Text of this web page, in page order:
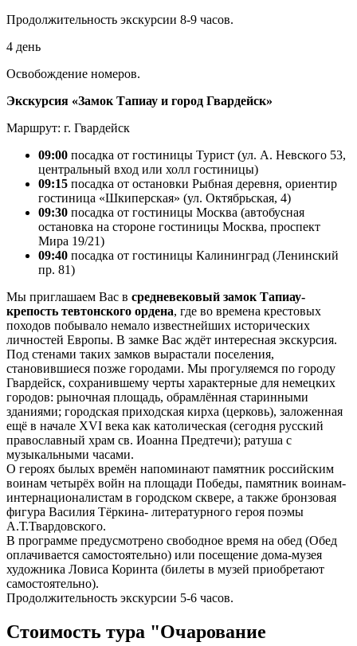
Продолжительность экскурсии 8-9 часов.
4 день
Освобождение номеров.
Экскурсия «Замок Тапиау и город Гвардейск»
Маршрут: г. Гвардейск
09:00 посадка от гостиницы Турист (ул. А. Невского 53,
центральный вход или холл гостиницы)
09:15 посадка от остановки Рыбная деревня, ориентир
гостиница «Шкиперская» (ул. Октябрьская, 4)
09:30 посадка от гостиницы Москва (автобусная
остановка на стороне гостиницы Москва, проспект
Мира 19/21)
09:40 посадка от гостиницы Калининград (Ленинский
пр. 81)
Мы приглашаем Вас в средневековый замок Тапиау-
крепость тевтонского ордена, где во времена крестовых
походов побывало немало известнейших исторических
личностей Европы. В замке Вас ждёт интересная экскурсия.
Под стенами таких замков вырастали поселения,
становившиеся позже городами. Мы прогуляемся по городу
Гвардейск, сохранившему черты характерные для немецких
городов: рыночная площадь, обрамлённая старинными
зданиями; городская приходская кирха (церковь), заложенная
ещё в начале XVI века как католическая (сегодня русский
православный храм св. Иоанна Предтечи); ратуша с
музыкальными часами.
О героях былых времён напоминают памятник российским
воинам четырёх войн на площади Победы, памятник воинам-
интернационалистам в городском сквере, а также бронзовая
фигура Василия Тёркина- литературного героя поэмы
А.Т.Твардовского.
В программе предусмотрено свободное время на обед (Обед
оплачивается самостоятельно) или посещение дома-музея
художника Ловиса Коринта (билеты в музей приобретают
самостоятельно).
Продолжительность экскурсии 5-6 часов.
Стоимость тура "Очарование